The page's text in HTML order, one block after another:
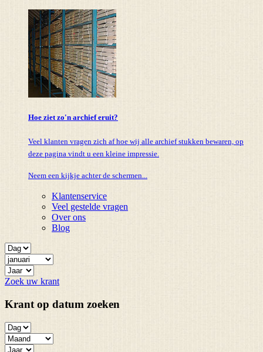
Hoe ziet zo'n archief eruit?
Veel klanten vragen zich af hoe wij alle archief stukken bewaren, op
deze pagina vindt u een kleine impressie.
Neem een kijkje achter de schermen...
Klantenservice
Veel gestelde vragen
Over ons
Blog
Zoek uw krant
Krant op datum zoeken